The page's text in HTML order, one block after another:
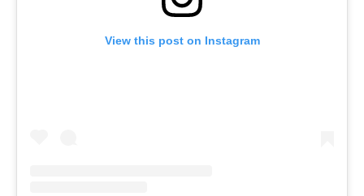
View this post on Instagram